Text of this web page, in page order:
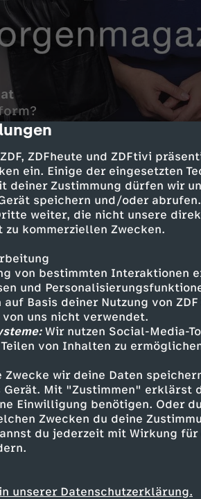
ZDFheute und ZDFtivi
ein. Einige der eingesetzten
deiner Zustimmung dürfen wir
speichern und/oder
weiter, die nicht unsere
kommerziellen Zwecken.
von bestimmten Interaktionen
und
Basis deiner Nutzung von
uns nicht verwendet.
Wir nutzen Social-Media-
von Inhalten zu
wir deine Daten
Mit "Zustimmen" erklärst
Einwilligung benötigen. Oder
Zwecken du deine
du jederzeit mit Wirkung
unserer Datenschutzerklärung.
B'90/Grüne
Café
und Stars zu Gast sind.
ihre Hits performen. Werfen Sie